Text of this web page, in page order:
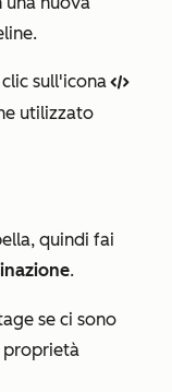
clic sull'iconacode
utilizzato
quindi fai
.
se ci sono
proprietà